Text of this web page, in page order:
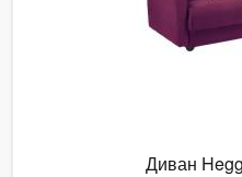
Диван